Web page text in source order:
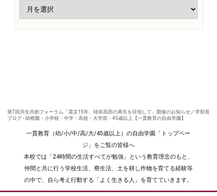
第7回共生共創フォーラム「震災15年、陸前高田の再生を目指して」開催のお知らせ／学部長
ブログ - 幼稚園・小学校・中学・高校・大学部・45歳以上【一貫教育の自由学園】
一貫教育（幼/小/中/高/大/45歳以上）の自由学園「トップペー
ジ」をご覧の皆様へ
本校では「24時間の生活すべてが勉強」という教育理念のもと、
仲間と共に行う学校生活、寮生活、土を耕し作物を育てる経験等
の中で、自ら考え行動する「よく生きる人」を育てていきます。